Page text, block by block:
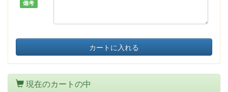
備考
カートに入れる
現在のカートの中